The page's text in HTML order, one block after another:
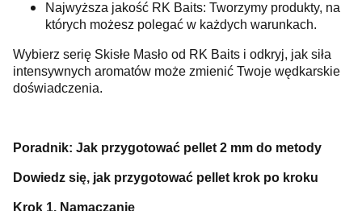
Najwyższa jakość RK Baits: Tworzymy produkty, na
których możesz polegać w każdych warunkach.
Wybierz serię Skisłe Masło od RK Baits i odkryj, jak siła
intensywnych aromatów może zmienić Twoje wędkarskie
doświadczenia.
Poradnik: Jak przygotować pellet 2 mm do metody
Dowiedz się, jak przygotować pellet krok po kroku
Krok 1. Namaczanie